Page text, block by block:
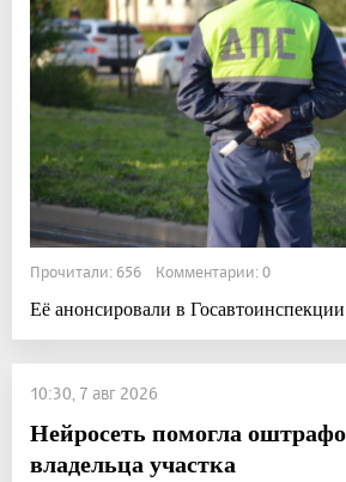
Прочитали: 656 Комментарии: 0
Её анонсировали в Госавтоинспекции
10:30, 7 авг 2026
Нейросеть помогла
владельца участка